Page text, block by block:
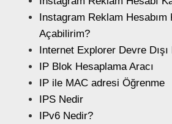
Instagram Reklam Hesabım
Açabilirim?
Internet Explorer Devre Dışı
IP Blok Hesaplama Aracı
IP ile MAC adresi Öğrenme
IPS Nedir
IPv6 Nedir?